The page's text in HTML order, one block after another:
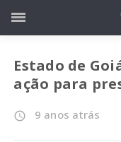
Estado de
ação para
access_time 9 anos atrás